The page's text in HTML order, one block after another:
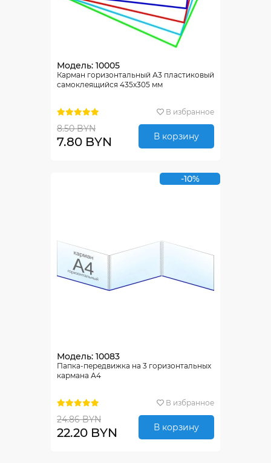
Модель: 10005
Карман горизонтальный А3 пластиковый
самоклеящийся 435х305 мм
В избранное
8.50 BYN
7.80 BYN В корзину
-10%
Модель: 10083
Папка-передвижка на 3 горизонтальных
кармана А4
В избранное
24.86 BYN
22.20 BYN В корзину